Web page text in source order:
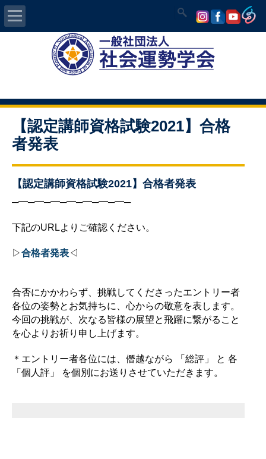
認定講師資格試験
気学/易 セミナー
講師の紹介
【認定講師資格試験2021】合格
者発表
【認定講師資格試験2021】合格者発表
─━─━─━─━─━─━─━─
下記のURLよりご確認ください。
▷合格者発表◁
合否にかかわらず、挑戦してくださったエントリー者
各位の姿勢とお気持ちに、心からの敬意を表します。
今回の挑戦が、次なる皆様の展望と飛躍に繋がること
を心よりお祈り申し上げます。
＊エントリー者各位には、僭越ながら 「総評」 と 各
「個人評」 を個別にお送りさせていただきます。